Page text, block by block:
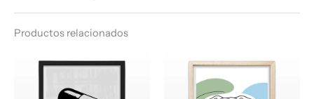
Productos relacionados
de
de